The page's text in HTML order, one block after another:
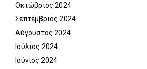
Οκτώβριος 2024
Σεπτέμβριος 2024
Αύγουστος 2024
Ιούλιος 2024
Ιούνιος 2024